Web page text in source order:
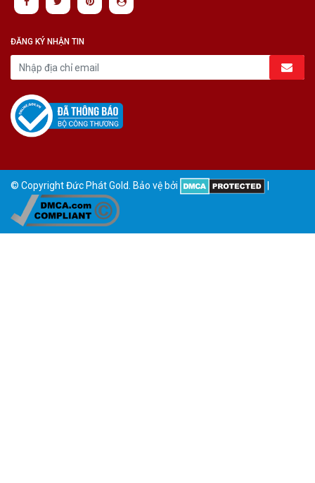
ĐĂNG KÝ NHẬN TIN
© Copyright Đức Phát Gold. Bảo vệ bởi